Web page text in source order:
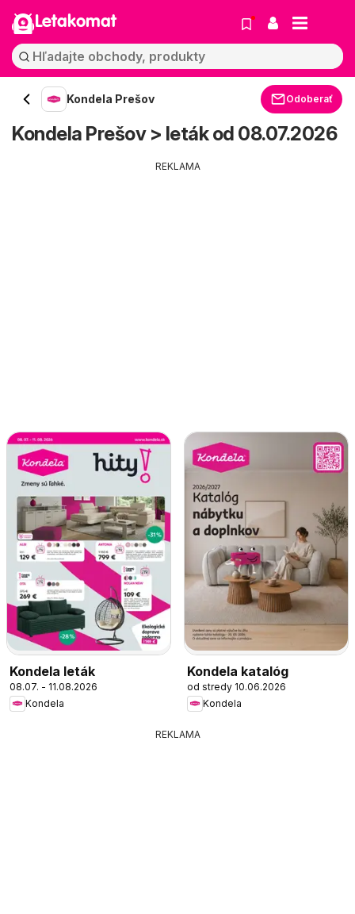
Letakomat
Kondela Prešov Odoberať
Kondela Prešov > leták od 08.07.2026
REKLAMA
Kondela leták
08.07. - 11.08.2026
Kondela
Kondela katalóg
od stredy 10.06.2026
Kondela
REKLAMA